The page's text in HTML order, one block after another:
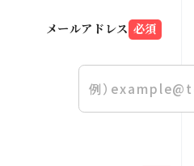
メールアドレス 必須